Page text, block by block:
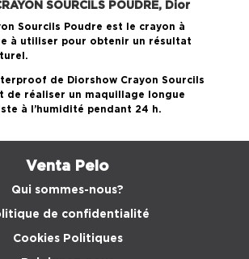
SOURCILS POUDRE, Dior
Sourcils Poudre est le crayon à
à utiliser pour obtenir un résultat
de Diorshow Crayon Sourcils
de réaliser un maquillage longue
à l’humidité pendant 24 h.
Venta Peio
Qui sommes-nous?
de confidentialité
Cookies Politiques